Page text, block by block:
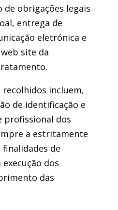
obrigações legais
entrega de
eletrónica e
site da
recolhidos incluem,
de identificação e
profissional dos
a estritamente
finalidades de
dos
das